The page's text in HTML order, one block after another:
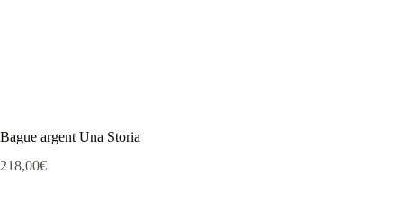
Bague argent Una Storia
218,00€